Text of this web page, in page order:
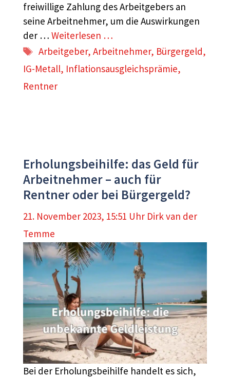
freiwillige Zahlung des Arbeitgebers an
seine Arbeitnehmer, um die Auswirkungen
der … Weiterlesen …
Schlagwörter
Arbeitgeber,Arbeitnehmer, Bürgergeld,
IG-Metall, Inflationsausgleichsprämie,
Rentner
Erholungsbeihilfe: das Geld für
Arbeitnehmer – auch für
Rentner oder bei Bürgergeld?
21. November 2023, 15:51 Uhr Dirk van der
Temme
Bei der Erholungsbeihilfe handelt es sich,